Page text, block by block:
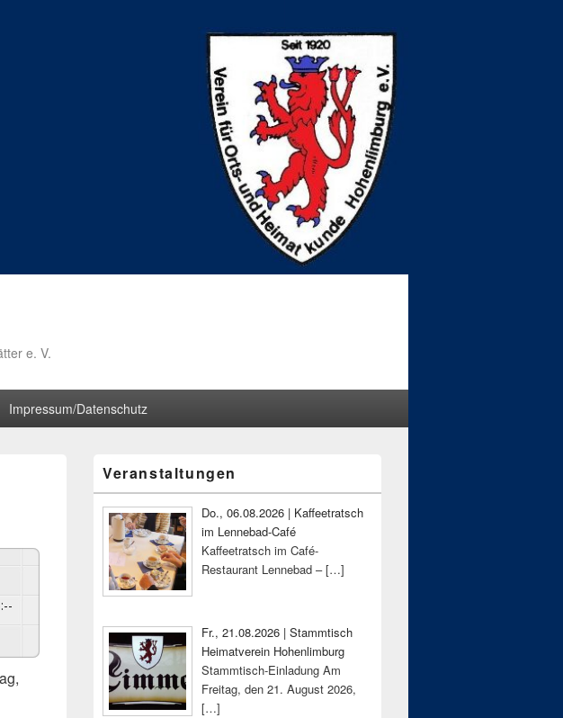
e. V.
Impressum/Datenschutz
Seitenleisten-
Widgetbereich
Veranstaltungen
Do., 06.08.2026 | Kaffeetratsch
im Lennebad-Café
Kaffeetratsch im Café-
Restaurant Lennebad –[…]
Fr., 21.08.2026 | Stammtisch
Heimatverein Hohenlimburg
Stammtisch-Einladung Am
Freitag, den 21. August 2026,
[…]